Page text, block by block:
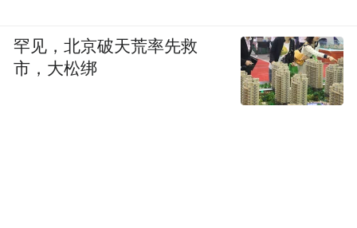
罕见，北京破天荒率先救
市，大松绑